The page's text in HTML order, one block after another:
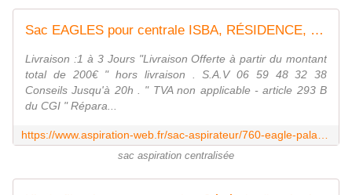
Sac EAGLES pour centrale ISBA, RÉSIDENCE, MANOIR
Livraison :1 à 3 Jours "Livraison Offerte à partir du montant
total de 200€ " hors livraison . S.A.V 06 59 48 32 38
Conseils Jusqu'à 20h . " TVA non applicable - article 293 B
du CGI " Répara...
sac aspiration centralisée